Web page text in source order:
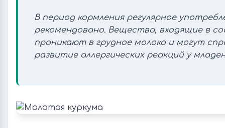
В период кормления регулярное
рекомендовано. Вещества, входящие в
проникают в грудное молоко и могут
развитие аллергических реакций у